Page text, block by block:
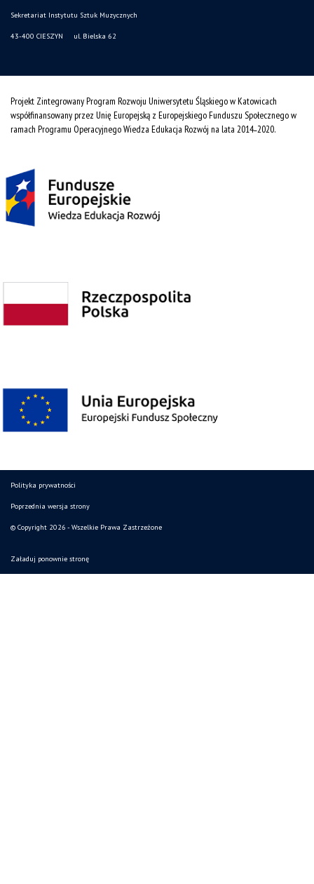
Sekretariat Instytutu Sztuk Muzycznych
43-400 CIESZYN ul. Bielska 62
Projekt Zintegrowany Program Rozwoju Uniwersytetu Śląskiego w Katowicach
współfinansowany przez Unię Europejską z Europejskiego Funduszu Społecznego w
ramach Programu Operacyjnego Wiedza Edukacja Rozwój na lata 2014˗2020.
Polityka prywatności
Poprzednia wersja strony
© Copyright 2026 - Wszelkie Prawa Zastrzeżone
Załaduj ponownie stronę